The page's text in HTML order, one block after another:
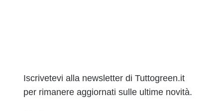
Iscrivetevi alla newsletter di Tuttogreen.it
per rimanere aggiornati sulle ultime novità.